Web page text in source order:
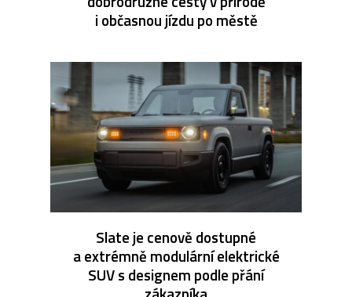
i občasnou jízdu po městě
Slate je cenově dostupné
a extrémně modulární elektrické
SUV s designem podle přání